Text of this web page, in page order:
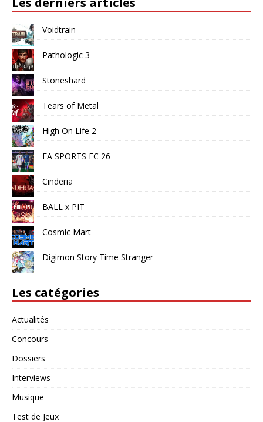
Voidtrain
Pathologic 3
Stoneshard
Tears of Metal
High On Life 2
EA SPORTS FC 26
Cinderia
BALL x PIT
Cosmic Mart
Digimon Story Time Stranger
Les catégories
Actualités
Concours
Dossiers
Interviews
Musique
Test de Jeux